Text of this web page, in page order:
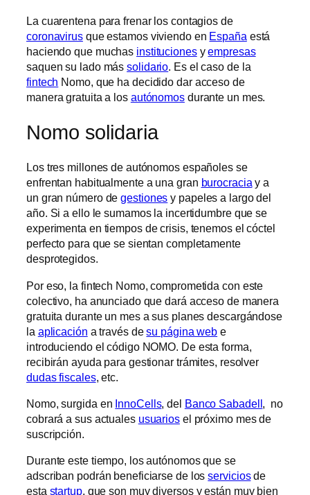
La cuarentena para frenar los contagios de
coronavirusque estamos viviendo en España está
haciendo que muchas institucionesyempresas
saquen su lado mássolidario. Es el caso de la
fintech Nomo, que ha decidido dar acceso de
manera gratuita a los autónomosdurante un mes.
Nomo solidaria
Los tres millones de autónomos españoles se
enfrentan habitualmente a una gran burocracia y a
un gran número degestiones y papeles a largo del
año. Si a ello le sumamos la incertidumbre que se
experimenta en tiempos de crisis, tenemos el cóctel
perfecto para que se sientan completamente
desprotegidos.
Por eso, la fintech Nomo, comprometida con este
colectivo, ha anunciado que dará acceso de manera
gratuita durante un mes a sus planes descargándose
la aplicación a través desu página web e
introduciendo el código NOMO. De esta forma,
recibirán ayuda para gestionar trámites, resolver
dudas fiscales, etc.
Nomo, surgida en InnoCells, del Banco Sabadell, no
cobrará a sus actuales usuariosel próximo mes de
suscripción.
Durante este tiempo, los autónomos que se
adscriban podrán beneficiarse de losserviciosde
esta startup, que son muy diversos y están muy bien